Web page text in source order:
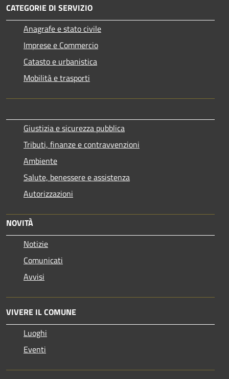
CATEGORIE DI SERVIZIO
Anagrafe e stato civile
Imprese e Commercio
Catasto e urbanistica
Mobilità e trasporti
Giustizia e sicurezza pubblica
Tributi, finanze e contravvenzioni
Ambiente
Salute, benessere e assistenza
Autorizzazioni
NOVITÀ
Notizie
Comunicati
Avvisi
VIVERE IL COMUNE
Luoghi
Eventi